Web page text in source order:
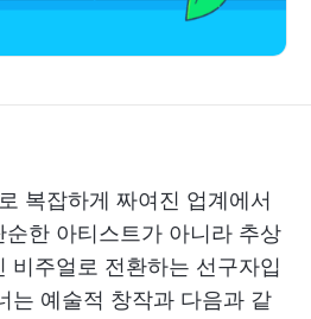
복잡하게 짜여진 업계에서
순한 아티스트가 아니라 추상
비주얼로 전환하는 선구자입
는 예술적 창작과 다음과 같